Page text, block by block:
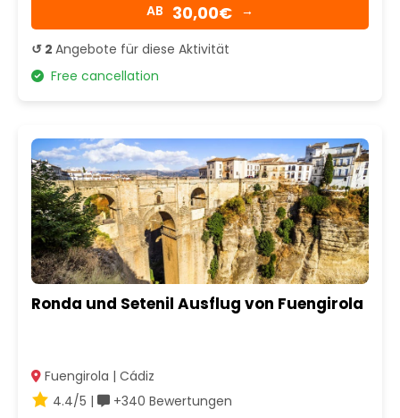
AB 30,00€ →
↺ 2 Angebote für diese Aktivität
Free cancellation
Ronda und Setenil Ausflug von Fuengirola
Fuengirola | Cádiz
4.4/5 |
+340 Bewertungen